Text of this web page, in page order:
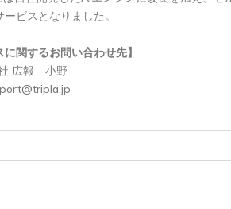
ビスとなりました。
に関するお問い合わせ先】
広報 小野